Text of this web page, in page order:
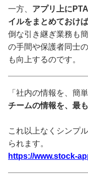
一方、 アプリ上に
イルをまとめておけ
倒な引き継ぎ業務も
の手間や保護者同士
も向上するのです。
「社内の情報を、簡
チームの情報を、最
これ以上なくシンプ
られます。
https://www.stock-